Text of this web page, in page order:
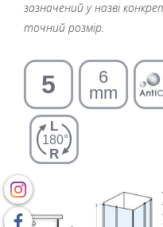
зазначений у назві
точний розмір.